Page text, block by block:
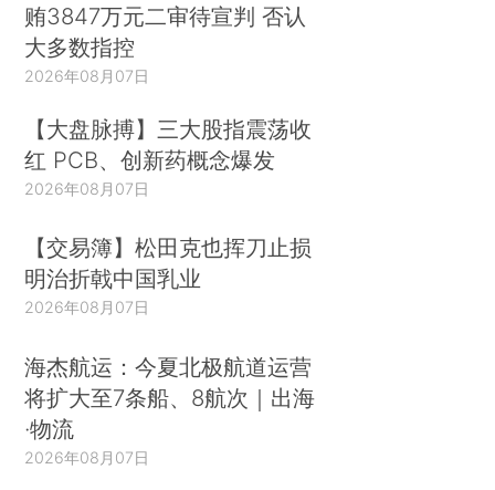
贿3847万元二审待宣判 否认
大多数指控
2026年08月07日
【大盘脉搏】三大股指震荡收
红 PCB、创新药概念爆发
2026年08月07日
【交易簿】松田克也挥刀止损
明治折戟中国乳业
2026年08月07日
海杰航运：今夏北极航道运营
将扩大至7条船、8航次｜出海
·物流
2026年08月07日